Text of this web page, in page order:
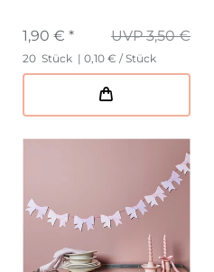
UVP 3,50 €
1,90 € *
20 Stück | 0,10 € / Stück